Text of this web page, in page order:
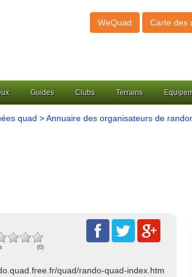
WeQuad Carte des
Guides Clubs Terrains
quad >Annuaire des organisateurs de
(0)
quad/rando-quad-index.htm